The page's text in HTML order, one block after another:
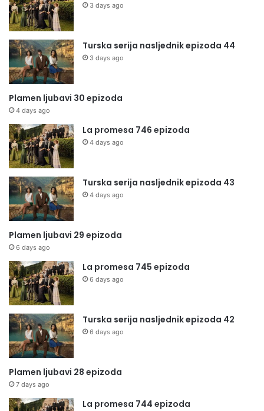
3 days ago
Turska serija nasljednik epizoda 44
3 days ago
Plamen ljubavi 30 epizoda
4 days ago
La promesa 746 epizoda
4 days ago
Turska serija nasljednik epizoda 43
4 days ago
Plamen ljubavi 29 epizoda
6 days ago
La promesa 745 epizoda
6 days ago
Turska serija nasljednik epizoda 42
6 days ago
Plamen ljubavi 28 epizoda
7 days ago
La promesa 744 epizoda